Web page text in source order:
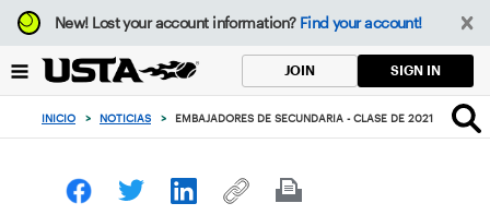
Enfoque
desde
botón
volver
principio
New!Lost your account information? Find your account!
JOIN SIGN IN
INICIO > NOTICIAS > EMBAJADORES DE SECUNDARIA - CLASE DE 2021